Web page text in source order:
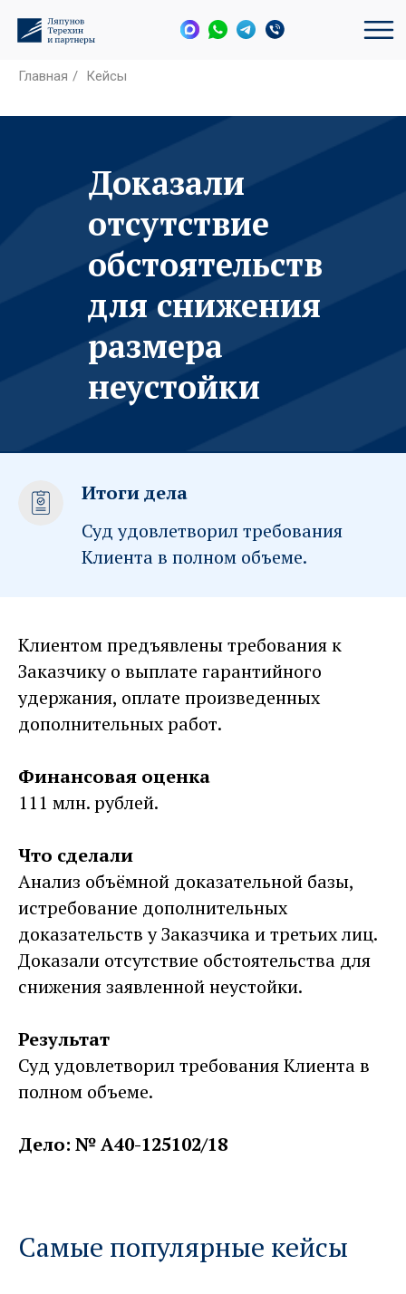
Главная / Кейсы
Доказали
отсутствие
обстоятельств
для снижения
размера
неустойки
Итоги дела
Суд удовлетворил требования
Клиента в полном объеме.
Клиентом предъявлены требования к
Заказчику о выплате гарантийного
удержания, оплате произведенных
дополнительных работ.
Финансовая оценка
111 млн. рублей.
Что сделали
Анализ объёмной доказательной базы,
истребование дополнительных
доказательств у Заказчика и третьих лиц.
Доказали отсутствие обстоятельства для
снижения заявленной неустойки.
Результат
Суд удовлетворил требования Клиента в
полном объеме.
Дело: № А40-125102/18
Самые популярные кейсы